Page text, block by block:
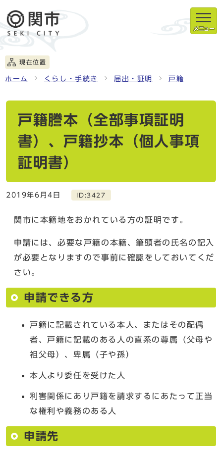
メニュー
現在位置
ホーム くらし・手続き 届出・証明 戸籍
戸籍謄本（全部事項証明
書）、戸籍抄本（個人事項
証明書）
2019年6月4日 ID:3427
関市に本籍地をおかれている方の証明です。
申請には、必要な戸籍の本籍、筆頭者の氏名の記入
が必要となりますので事前に確認をしておいてくだ
さい。
申請できる方
戸籍に記載されている本人、またはその配偶
者、戸籍に記載のある人の直系の尊属（父母や
祖父母）、卑属（子や孫）
本人より委任を受けた人
利害関係にあり戸籍を請求するにあたって正当
な権利や義務のある人
申請先